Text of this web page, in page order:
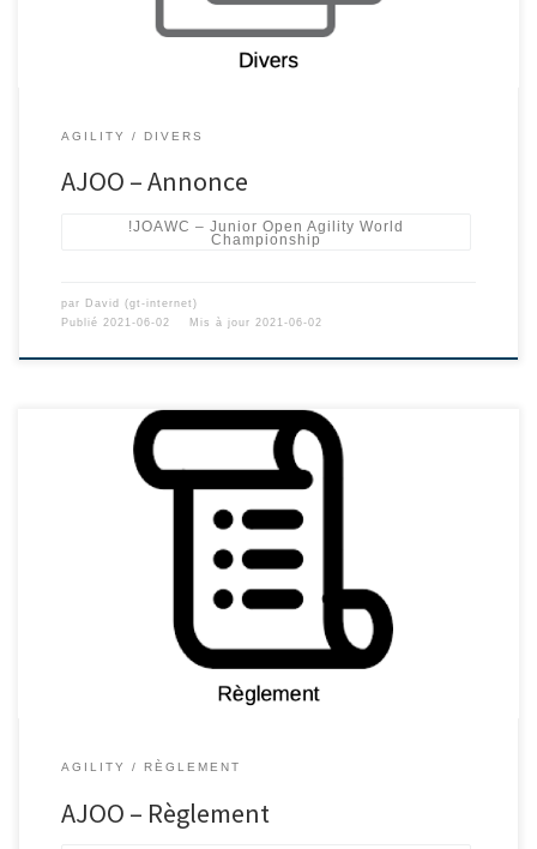
AGILITY DIVERS
AJOO – Annonce
!JOAWC – Junior Open Agility World
Championship
par David (gt-internet)
Publié 2021-06-02 Mis à jour 2021-06-02
AGILITY RÈGLEMENT
AJOO – Règlement